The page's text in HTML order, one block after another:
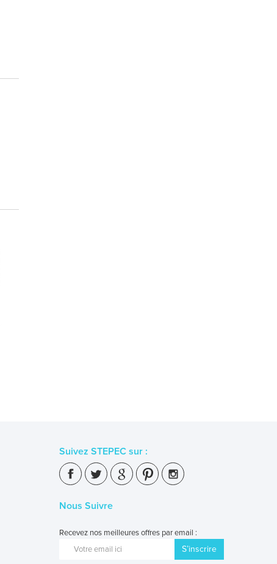
Suivez STEPEC sur :
Nous Suivre
Recevez nos meilleures offres par email :
S’inscrire